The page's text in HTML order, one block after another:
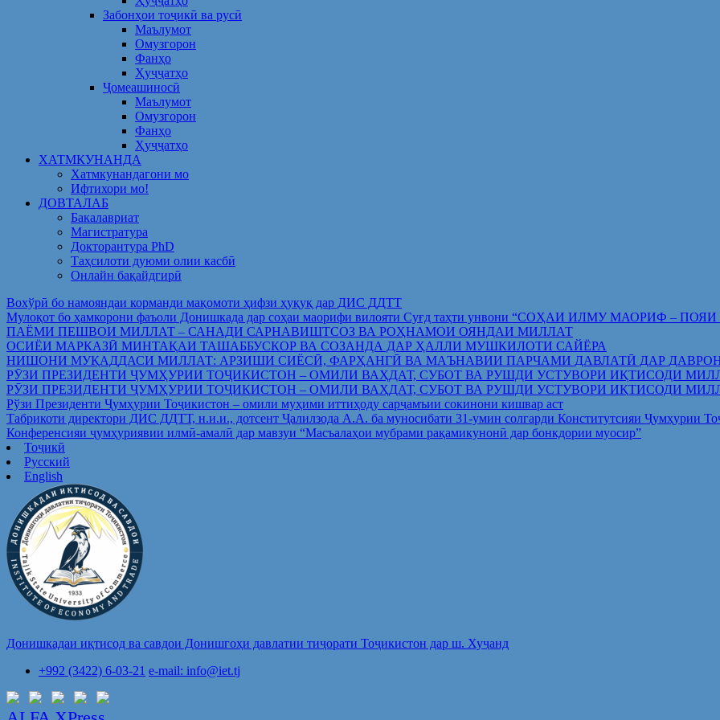
Забонҳои тоҷикӣ ва русӣ
Маълумот
Омузгорон
Фанҳо
Ҳуҷҷатҳо
Ҷомеашиносӣ
Маълумот
Омузгорон
Фанҳо
Ҳуҷҷатҳо
ХАТМКУНАНДА
Хатмкунандагони мо
Ифтихори мо!
ДОВТАЛАБ
Бакалавриат
Магистратура
Докторантура PhD
Таҳсилоти дуюми олии касбӣ
Онлайн бақайдгирӣ
Вохўрӣ бо намояндаи корманди мақомоти ҳифзи ҳуқуқ дар ДИС ДДТТ
Мулоқот бо ҳамкорони фаъоли Донишкада дар соҳаи маорифи вилояти Суғд таҳти унвони “СОҲАИ ИЛМУ МАОРИФ
ПАЁМИ ПЕШВОИ МИЛЛАТ – САНАДИ САРНАВИШТСОЗ ВА РОҲНАМОИ ОЯНДАИ МИЛЛАТ
ОСИЁИ МАРКАЗӢ МИНТАҚАИ ТАШАББУСКОР ВА СОЗАНДА ДАР ҲАЛЛИ МУШКИЛОТИ САЙЁРА
НИШОНИ МУҚАДДАСИ МИЛЛАТ: АРЗИШИ СИЁСӢ, ФАРҲАНГӢ ВА МАЪНАВИИ ПАРЧАМИ ДАВЛАТӢ ДАР
РӮЗИ ПРЕЗИДЕНТИ ҶУМҲУРИИ ТОҶИКИСТОН – ОМИЛИ ВАҲДАТ, СУБОТ ВА РУШДИ УСТУВОРИ ИҚТИСОДИ
РӮЗИ ПРЕЗИДЕНТИ ҶУМҲУРИИ ТОҶИКИСТОН – ОМИЛИ ВАҲДАТ, СУБОТ ВА РУШДИ УСТУВОРИ ИҚТИСОДИ
Рўзи Президенти Ҷумҳурии Тоҷикистон – омили муҳими иттиҳоду сарҷамъии сокинони кишвар аст
Табрикоти директори ДИС ДДТТ, н.и.и., дотсент Ҷалилзода А.А. ба муносибати 31-умин солгарди Конститутсияи Ҷумҳурии
Конференсияи ҷумҳуриявии илмӣ-амалӣ дар мавзуи “Масъалаҳои мубрами рақамикунонӣ дар бонкдории муосир”
Тоҷикӣ
Русский
English
Донишкадаи иқтисод ва савдои Донишгоҳи давлатии тиҷорати Тоҷикистон дар ш. Хуҷанд
+992 (3422) 6-03-21 e-mail: info@iet.tj